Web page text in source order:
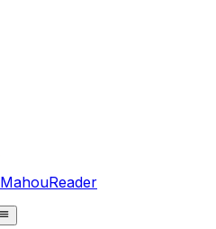
MahouReader